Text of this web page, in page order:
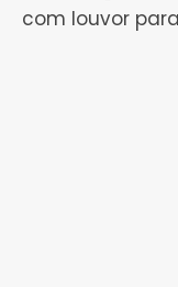
com louvor